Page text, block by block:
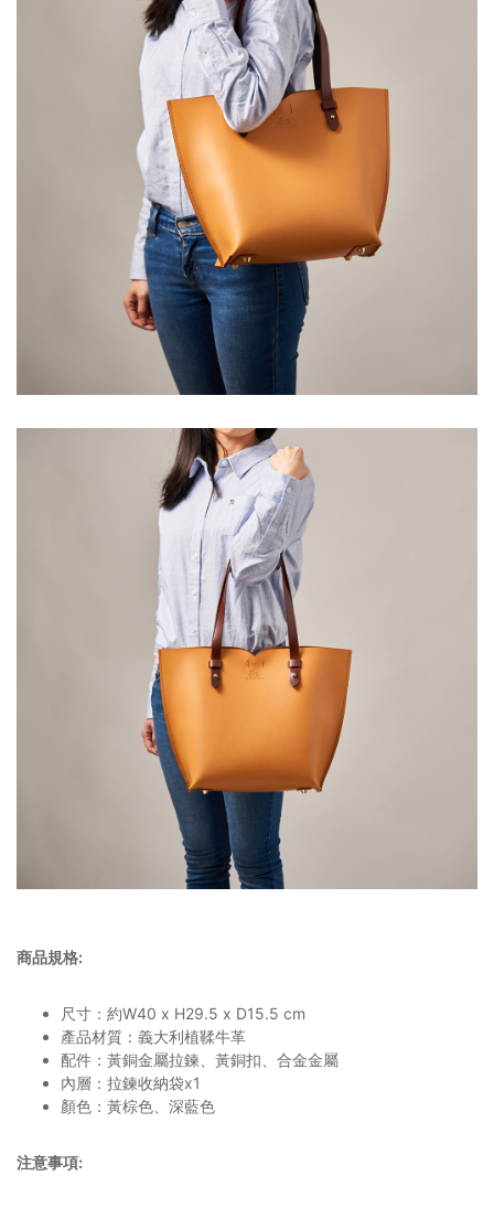
商品規格:
尺寸：約W40 x H29.5 x D15.5 cm
產品材質：義大利植鞣牛革
配件：黃銅金屬拉鍊、黃銅扣、合金金屬
內層：拉鍊收納袋x1
顏色：黃棕色、深藍色
注意事項: